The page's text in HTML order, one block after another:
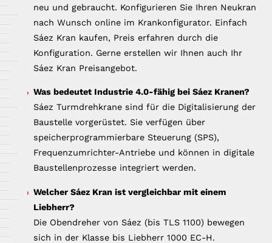
neu und gebraucht. Konfigurieren Sie Ihren Neukran
nach Wunsch online im Krankonfigurator. Einfach
Sáez Kran kaufen, Preis erfahren durch die
Konfiguration. Gerne erstellen wir Ihnen auch Ihr
Sáez Kran Preisangebot.
Was bedeutet Industrie 4.0-fähig bei Sáez Kranen?
Sáez Turmdrehkrane sind für die Digitalisierung der
Baustelle vorgerüstet. Sie verfügen über
speicherprogrammierbare Steuerung (SPS),
Frequenzumrichter-Antriebe und können in digitale
Baustellenprozesse integriert werden.
Welcher Sáez Kran ist vergleichbar mit einem
Liebherr?
Die Obendreher von Sáez (bis TLS 1100) bewegen
sich in der Klasse bis Liebherr 1000 EC-H.